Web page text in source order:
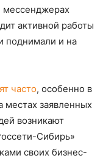
мессенджерах
активной работы
поднимали и на
часто, особенно в
местах заявленных
возникают
Сибирь»
своих бизнес-